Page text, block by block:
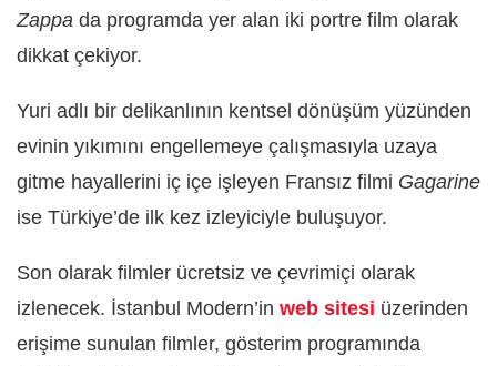
Zappa da programda yer alan iki portre film olarak
dikkat çekiyor.
Yuri adlı bir delikanlının kentsel dönüşüm yüzünden
evinin yıkımını engellemeye çalışmasıyla uzaya
gitme hayallerini iç içe işleyen Fransız filmi Gagarine
ise Türkiye’de ilk kez izleyiciyle buluşuyor.
Son olarak filmler ücretsiz ve çevrimiçi olarak
izlenecek. İstanbul Modern’in web sitesi üzerinden
erişime sunulan filmler, gösterim programında